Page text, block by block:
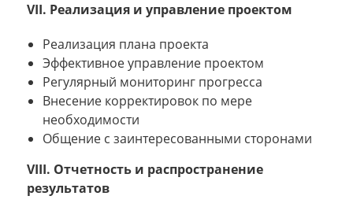
VII. Реализация и управление проектом
Реализация плана проекта
Эффективное управление проектом
Регулярный мониторинг прогресса
Внесение корректировок по мере
необходимости
Общение с заинтересованными сторонами
VIII. Отчетность и распространение
результатов